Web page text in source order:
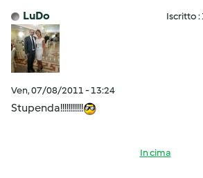
LuDo Iscritto :
Ven, 07/08/2011 - 13:24
Stupenda!!!!!!!!!!!
In cima